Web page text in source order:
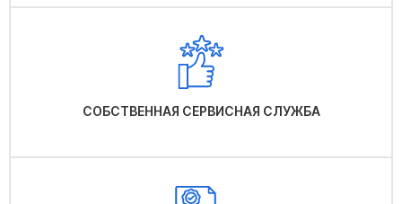
СОБСТВЕННАЯ СЕРВИСНАЯ СЛУЖБА